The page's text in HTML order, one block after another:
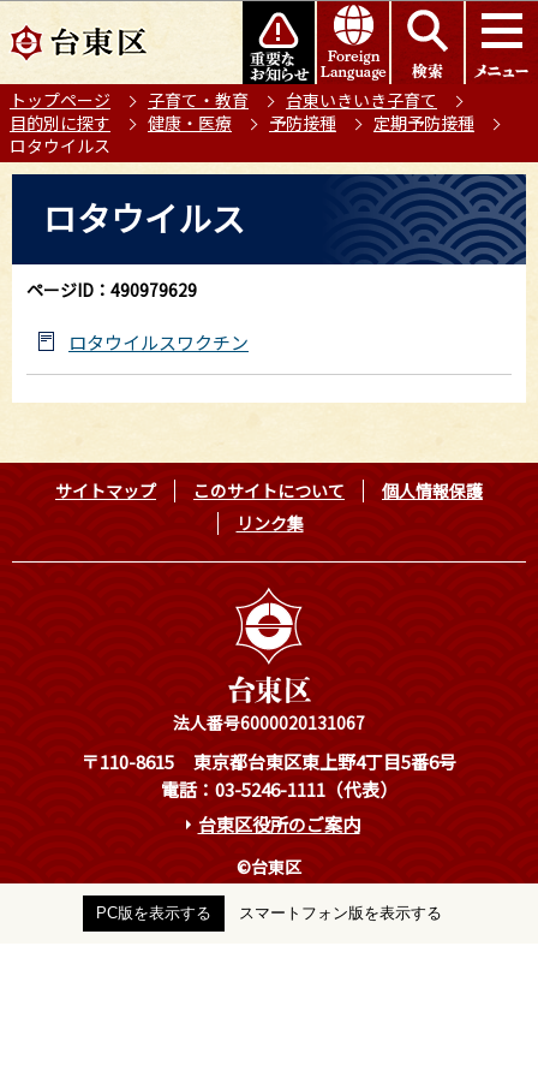
の
ー
ジ
の
このページの本文へ移動
トップページ 子育て・教育
台東いきいき子育て
目的別に探す
健康・医療 予防接種
定期予防接種
ロタウイルス
ロタウイルス
ページID：490979629
ロタウイルスワクチン
サイトマップ このサイトについて
個人情報保護
リンク集
法人番号6000020131067
〒110-8615
東京都台東区東上野4丁目5番6号
電話：03-5246-1111（代表）
台東区役所のご案内
©台東区
PC版を表示する スマートフォン版を表示する